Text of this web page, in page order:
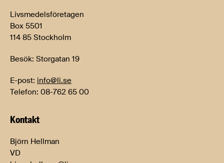
Livsmedelsföretagen
Box 5501
114 85 Stockholm
Besök: Storgatan 19
E-post: info@li.se
Telefon: 08-762 65 00
Kontakt
Björn Hellman
VD